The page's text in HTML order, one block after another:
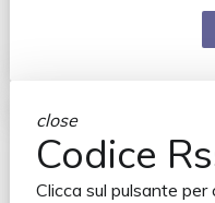
close
Codice
Clicca sul pulsante per